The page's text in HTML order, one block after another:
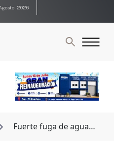
2026
Fuerte fuga de agua